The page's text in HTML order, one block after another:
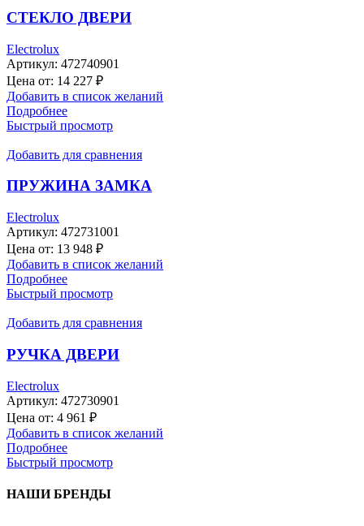
СТЕКЛО ДВЕРИ
Electrolux
Артикул: 472740901
Цена от: 14 227 ₽
Добавить в список желаний
Подробнее
Быстрый просмотр
Добавить для сравнения
ПРУЖИНА ЗАМКА
Electrolux
Артикул: 472731001
Цена от: 13 948 ₽
Добавить в список желаний
Подробнее
Быстрый просмотр
Добавить для сравнения
РУЧКА ДВЕРИ
Electrolux
Артикул: 472730901
Цена от: 4 961 ₽
Добавить в список желаний
Подробнее
Быстрый просмотр
НАШИ БРЕНДЫ